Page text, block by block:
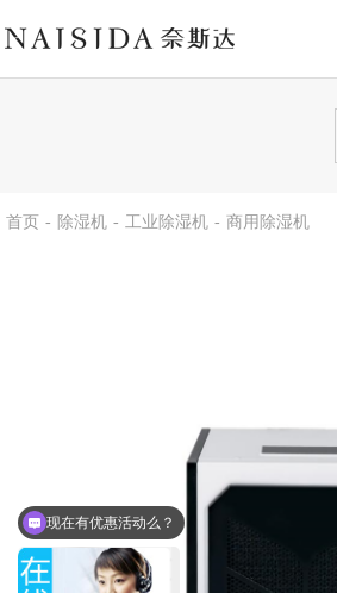
首页 - 除湿机 - 工业除湿机 - 商用除湿机
在线领取价格表